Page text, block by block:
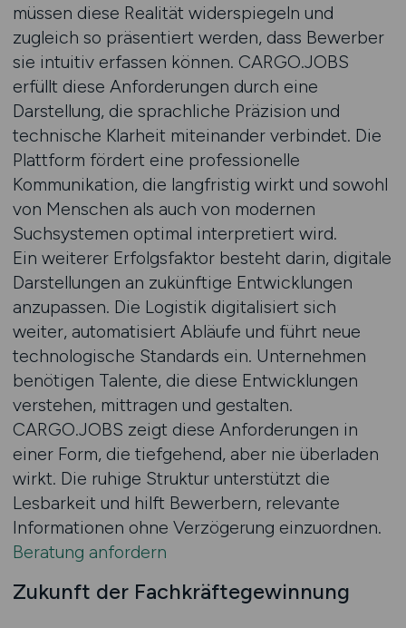
müssen diese Realität widerspiegeln und
zugleich so präsentiert werden, dass Bewerber
sie intuitiv erfassen können. CARGO.JOBS
erfüllt diese Anforderungen durch eine
Darstellung, die sprachliche Präzision und
technische Klarheit miteinander verbindet. Die
Plattform fördert eine professionelle
Kommunikation, die langfristig wirkt und sowohl
von Menschen als auch von modernen
Suchsystemen optimal interpretiert wird.
Ein weiterer Erfolgsfaktor besteht darin, digitale
Darstellungen an zukünftige Entwicklungen
anzupassen. Die Logistik digitalisiert sich
weiter, automatisiert Abläufe und führt neue
technologische Standards ein. Unternehmen
benötigen Talente, die diese Entwicklungen
verstehen, mittragen und gestalten.
CARGO.JOBS zeigt diese Anforderungen in
einer Form, die tiefgehend, aber nie überladen
wirkt. Die ruhige Struktur unterstützt die
Lesbarkeit und hilft Bewerbern, relevante
Informationen ohne Verzögerung einzuordnen.
Beratung anfordern
Zukunft der Fachkräftegewinnung